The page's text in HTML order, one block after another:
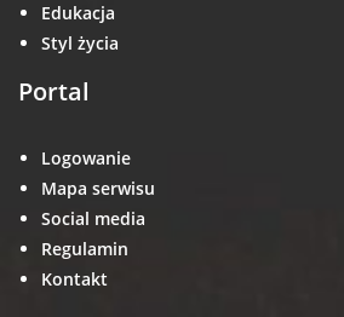
Edukacja
Styl życia
Portal
Logowanie
Mapa serwisu
Social media
Regulamin
Kontakt